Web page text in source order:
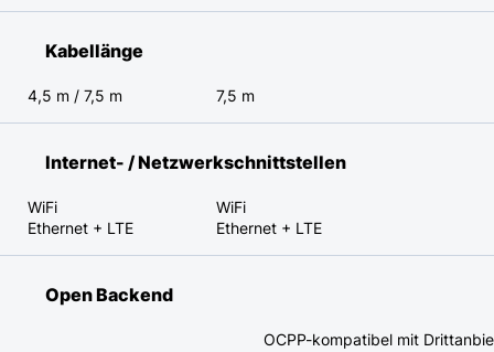
Kabellänge
4,5 m / 7,5 m 7,5 m
Internet- / Netzwerk­schnitt­stellen
WiFi
Ethernet + LTE
WiFi
Ethernet + LTE
Open Backend
OCPP-kompatibel mit